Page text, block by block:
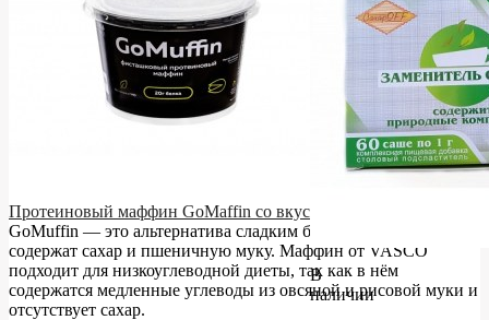
Протеиновый маффин GoMaffin со вкусом фисташки Vasco
GoMuffin — это альтернатива сладким булочкам, которые
содержат сахар и пшеничную муку. Маффин от VASCO
подходит для низкоуглеводной диеты, так как в нём
содержатся медленные углеводы из овсяной и рисовой муки и
отсутствует сахар.
В
наличии